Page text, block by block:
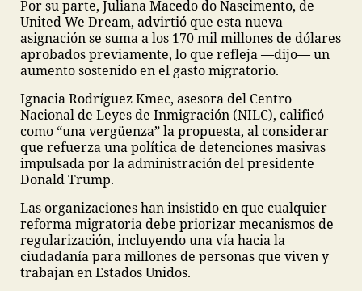
Por su parte, Juliana Macedo do Nascimento, de
United We Dream, advirtió que esta nueva
asignación se suma a los 170 mil millones de dólares
aprobados previamente, lo que refleja —dijo— un
aumento sostenido en el gasto migratorio.
Ignacia Rodríguez Kmec, asesora del Centro
Nacional de Leyes de Inmigración (NILC), calificó
como “una vergüenza” la propuesta, al considerar
que refuerza una política de detenciones masivas
impulsada por la administración del presidente
Donald Trump.
Las organizaciones han insistido en que cualquier
reforma migratoria debe priorizar mecanismos de
regularización, incluyendo una vía hacia la
ciudadanía para millones de personas que viven y
trabajan en Estados Unidos.